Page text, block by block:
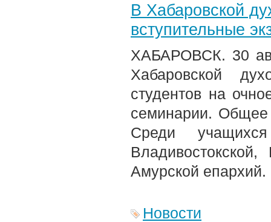
В Хабаровской
вступительные
ХАБАРОВСК. 30
Хабаровской
студентов на
семинарии. Общее
Среди
Амурской епархий.
Новости